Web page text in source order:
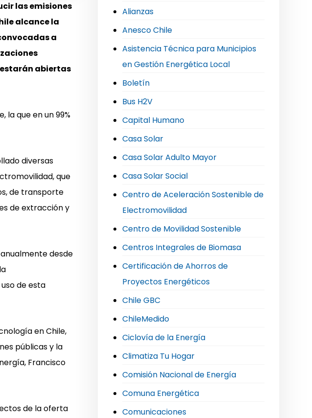
las emisiones
alcance la
a
estarán abiertas
la que en un 99%
diversas
que
de transporte
de extracción y
desde
de esta
en Chile,
públicas y la
Francisco
de la oferta
Alianzas
Anesco Chile
Asistencia Técnica para Municipios
en Gestión Energética Local
Boletín
Bus H2V
Capital Humano
Casa Solar
Casa Solar Adulto Mayor
Casa Solar Social
Centro de Aceleración Sostenible de
Electromovilidad
Centro de Movilidad Sostenible
Centros Integrales de Biomasa
Certificación de Ahorros de
Proyectos Energéticos
Chile GBC
ChileMedido
Ciclovía de la Energía
Climatiza Tu Hogar
Comisión Nacional de Energía
Comuna Energética
Comunicaciones